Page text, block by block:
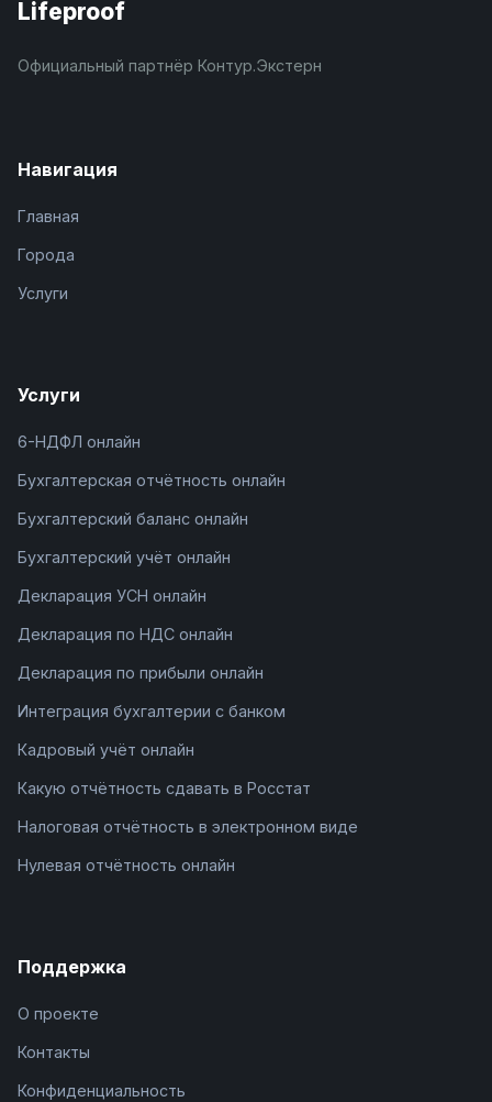
Lifeproof
Официальный партнёр Контур.Экстерн
Навигация
Главная
Города
Услуги
Услуги
6-НДФЛ онлайн
Бухгалтерская отчётность онлайн
Бухгалтерский баланс онлайн
Бухгалтерский учёт онлайн
Декларация УСН онлайн
Декларация по НДС онлайн
Декларация по прибыли онлайн
Интеграция бухгалтерии с банком
Кадровый учёт онлайн
Какую отчётность сдавать в Росстат
Налоговая отчётность в электронном виде
Нулевая отчётность онлайн
Поддержка
О проекте
Контакты
Конфиденциальность